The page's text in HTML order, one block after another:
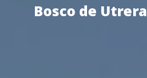
Bosco de Utrera